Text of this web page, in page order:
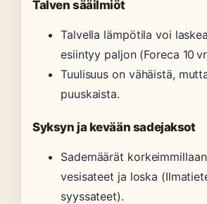
Talven sääilmiöt
Talvella lämpötila voi
esiintyy paljon (Foreca 10
Tuulisuus on vähäistä,
puuskaista.
Syksyn ja kevään sadejaksot
Sademäärät
vesisateet ja loska
syyssateet).